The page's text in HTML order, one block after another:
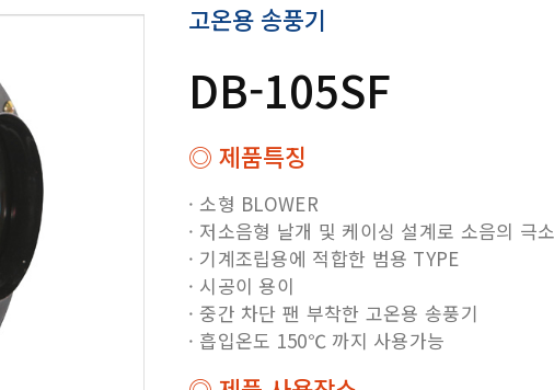
고온용 송풍기
DB-105SF
◎ 제품특징
· 소형 BLOWER
· 저소음형 날개 및 케이싱 설계로 소음의 극
· 기계조립용에 적합한 범용 TYPE
· 시공이 용이
· 중간 차단 팬 부착한 고온용 송풍기
· 흡입온도 150℃ 까지 사용가능